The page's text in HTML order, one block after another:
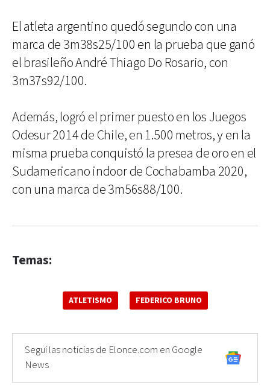
El atleta argentino quedó segundo con una
marca de 3m38s25/100 en la prueba que ganó
el brasileño André Thiago Do Rosario, con
3m37s92/100.
Además, logró el primer puesto en los Juegos
Odesur 2014 de Chile, en 1.500 metros, y en la
misma prueba conquistó la presea de oro en el
Sudamericano indoor de Cochabamba 2020,
con una marca de 3m56s88/100.
Temas:
ATLETISMO FEDERICO BRUNO
Seguí las noticias de Elonce.com en Google
News